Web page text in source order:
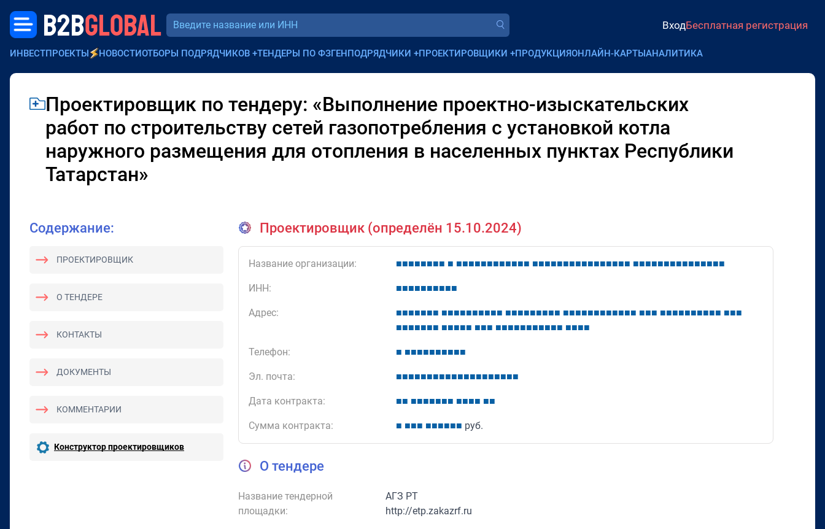
B2BGLOBAL ВходБесплатная регистрация
ИНВЕСТПРОЕКТЫ НОВОСТИОТБОРЫ ПОДРЯДЧИКОВ +ТЕНДЕРЫ ПО ФЗГЕНПОДРЯДЧИКИ +ПРОЕКТИРОВЩИКИ +ПРОДУКЦИЯОНЛАЙН-КАРТЫАНАЛИТИКА
Проектировщик по тендеру: «Выполнение проектно-изыскательских
работ по строительству сетей газопотребления с установкой котла
наружного размещения для отопления в населенных пунктах Республики
Татарстан»
Содержание:
ПРОЕКТИРОВЩИК
О ТЕНДЕРЕ
КОНТАКТЫ
ДОКУМЕНТЫ
КОММЕНТАРИИ
Конструктор проектировщиков
Проектировщик (определён 15.10.2024)
Название организации: ■■■■■■■■ ■ ■■■■■■■■■■■■ ■■■■■■■■■■■■■■■■ ■■■■■■■■■■■■■■■
ИНН: ■■■■■■■■■■
Адрес: ■■■■■■■ ■■■■■■■■■■ ■■■■■■■■■ ■■■■■■■■■■■■ ■■■ ■■■■■■■■■■ ■■■
■■■■■■■ ■■■■■ ■■■ ■■■■■■■■■■■ ■■■■
Телефон: ■ ■■■■■■■■■■
Эл. почта: ■■■■■■■■■■■■■■■■■■■■
Дата контракта: ■■ ■■■■■■■ ■■■■ ■■
Сумма контракта: ■ ■■■ ■■■■■■ руб.
О тендере
Название тендерной
площадки:
АГЗ РТ
http://etp.zakazrf.ru